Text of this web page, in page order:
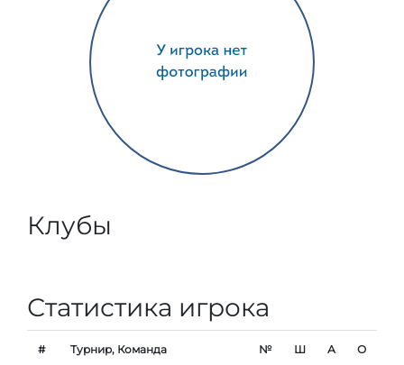
Клубы
Статистика игрока
# Турнир, Команда № Ш А О